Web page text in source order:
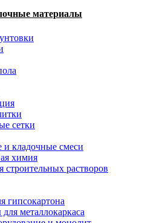
материалы
сетки
кладочные смеси
химия
строительных растворов
гипсокартона
металлокаркаса